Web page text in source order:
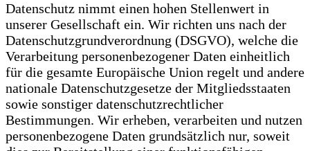
Datenschutz nimmt einen hohen Stellenwert in
unserer Gesellschaft ein. Wir richten uns nach der
Datenschutzgrundverordnung (DSGVO), welche die
Verarbeitung personenbezogener Daten einheitlich
für die gesamte Europäische Union regelt und andere
nationale Datenschutzgesetze der Mitgliedsstaaten
sowie sonstiger datenschutzrechtlicher
Bestimmungen. Wir erheben, verarbeiten und nutzen
personenbezogene Daten grundsätzlich nur, soweit